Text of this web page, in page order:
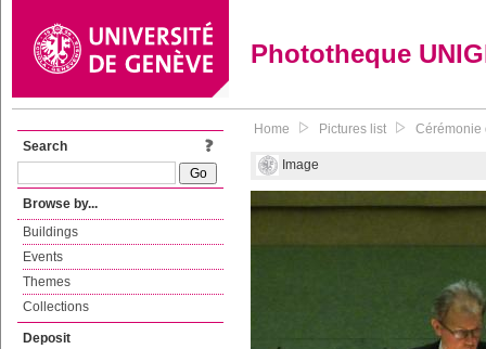
Phototheque
Search
Browse by...
Buildings
Events
Themes
Collections
Deposit
Home Pictures list Cérémonie
Image